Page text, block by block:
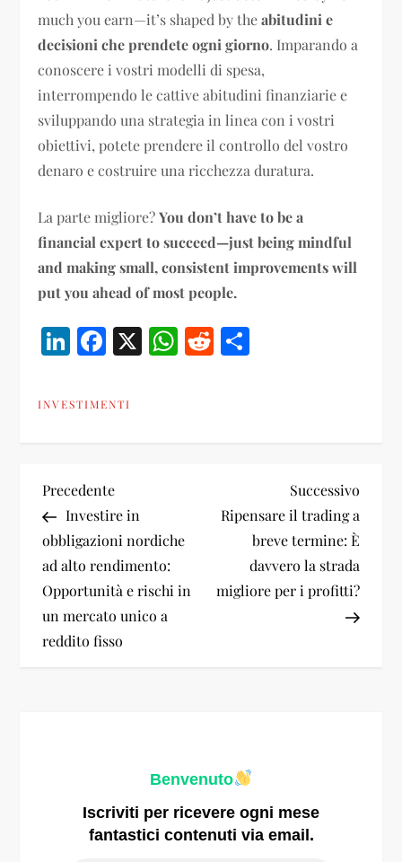
much you earn—it’s shaped by theabitudini e
decisioni che prendete ogni giorno. Imparando a
conoscere i vostri modelli di spesa,
interrompendo le cattive abitudini finanziarie e
sviluppando una strategia in linea con i vostri
obiettivi, potete prendere il controllo del vostro
denaro e costruire una ricchezza duratura.
La parte migliore?You don’t have to be a
financial expert to succeed—just being mindful
and making small, consistent improvements will
put you ahead of most people.
LinkedIn
Facebook
X WhatsApp
Reddit
INVESTIMENTI
N
a
v
i
Articolo
precedente
Precedente
Investire in
obbligazioni nordiche
ad alto rendimento:
Opportunità e rischi in
un mercato unico a
reddito fisso
Successivo
Ripensare il trading a
breve termine: È
davvero la strada
migliore per i profitti?
Benvenuto
Iscriviti per ricevere ogni mese
fantastici contenuti via email.